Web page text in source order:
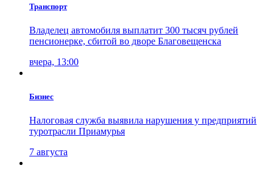
Транспорт
Владелец автомобиля выплатит 300 тысяч рублей
пенсионерке, сбитой во дворе Благовещенска
вчера, 13:00
Бизнес
Налоговая служба выявила нарушения у предприятий
туротрасли Приамурья
7 августа